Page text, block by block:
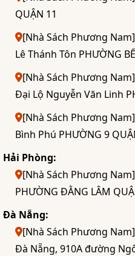
QUẬN 11
[Nhà Sách Phương
Lê Thánh Tôn PHƯỜNG
[Nhà Sách Phương
Đại Lộ Nguyễn Văn Linh
[Nhà Sách Phương
Bình Phú PHƯỜNG 9
Hải Phòng:
[Nhà Sách Phương
PHƯỜNG ĐẰNG LÂM
Đà Nẵng:
[Nhà Sách Phương
Đà Nẵng, 910A đường